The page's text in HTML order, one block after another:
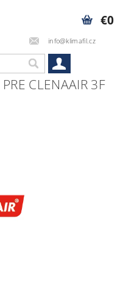
info@klimafil.cz
€0
CLENAAIR 3F